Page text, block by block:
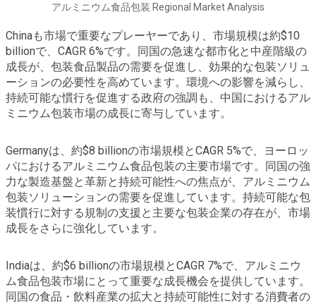
アルミニウム食品包装 Regional Market Analysis
Chinaも市場で重要なプレーヤーであり、市場規模は約$10
billionで、CAGR 6%です。同国の急速な都市化と中産階級の
成長が、包装食品製品の需要を促進し、効果的な包装ソリュ
ーションの必要性を高めています。環境への影響を減らし、
持続可能な慣行を促進する政府の強調も、中国におけるアル
ミニウム包装市場の成長に寄与しています。
Germanyは、約$8 billionの市場規模とCAGR 5%で、ヨーロッ
パにおけるアルミニウム食品包装の主要市場です。同国の強
力な製造基盤と革新と持続可能性への焦点が、アルミニウム
包装ソリューションの需要を促進しています。持続可能な包
装慣行に対する規制の支援と主要な包装企業の存在が、市場
成長をさらに強化しています。
Indiaは、約$6 billionの市場規模とCAGR 7%で、アルミニウ
ム食品包装市場にとって重要な成長機会を提供しています。
同国の食品・飲料産業の拡大と持続可能性に対する消費者の